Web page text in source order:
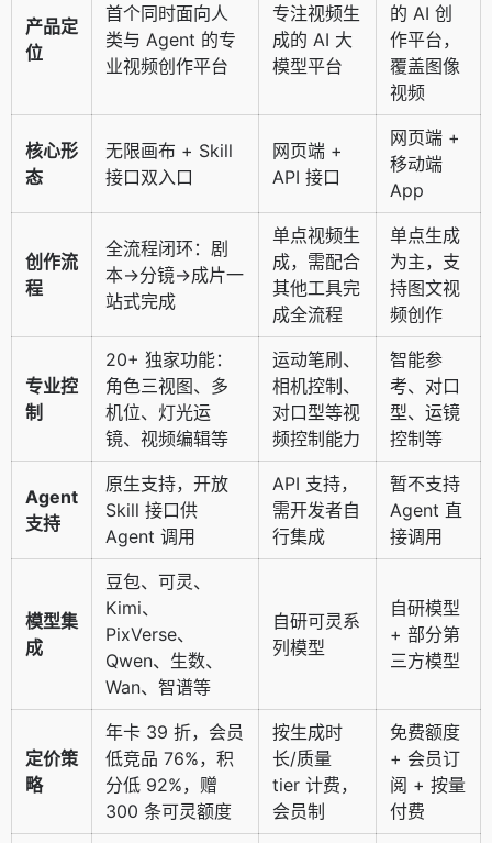
产品定
位
首个同时面向人
类与 Agent 的专
业视频创作平台
专注视频生
成的 AI 大
模型平台
的 AI 创
作平台，
覆盖图像
视频
核心形
态
无限画布 + Skill
接口双入口
网页端 +
API 接口
网页端 +
移动端
App
创作流
程
全流程闭环：剧
本→分镜→成片一
站式完成
单点视频生
成，需配合
其他工具完
成全流程
单点生成
为主，支
持图文视
频创作
专业控
制
20+ 独家功能：
角色三视图、多
机位、灯光运
镜、视频编辑等
运动笔刷、
相机控制、
对口型等视
频控制能力
智能参
考、对口
型、运镜
控制等
Agent
支持
原生支持，开放
Skill 接口供
Agent 调用
API 支持，
需开发者自
行集成
暂不支持
Agent 直
接调用
模型集
成
豆包、可灵、
Kimi、
PixVerse、
Qwen、生数、
Wan、智谱等
自研可灵系
列模型
自研模型
+ 部分第
三方模型
定价策
略
年卡 39 折，会员
低竞品 76%，积
分低 92%，赠
300 条可灵额度
按生成时
长/质量
tier 计费，
会员制
免费额度
+ 会员订
阅 + 按量
付费